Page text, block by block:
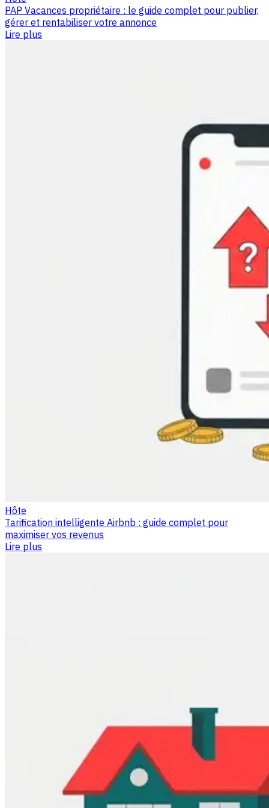
PAP Vacances propriétaire : le guide complet pour publier,
gérer et rentabiliser votre annonce
Lire plus
Hôte
Tarification intelligente Airbnb : guide complet pour
maximiser vos revenus
Lire plus